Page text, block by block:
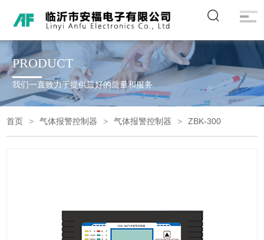
PRODUCT
我们一直致力于提供最好的质量和服务
首页 气体报警控制器 气体报警控制器 ZBK-300